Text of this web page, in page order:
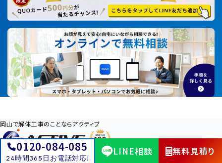
0120-084-085
24時間365日お電話対応!
LINE相談 無料見積り
岡山で解体工事のことならアクティブ